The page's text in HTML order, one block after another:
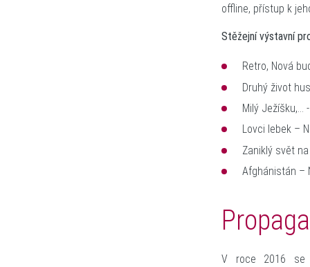
offline, přístup k
Stěžejní výstavní
Retro, Nová
Druhý život
Milý Ježíšku,…
Lovci lebek –
Zaniklý svět
Afghánistán –
V roce 2016 se